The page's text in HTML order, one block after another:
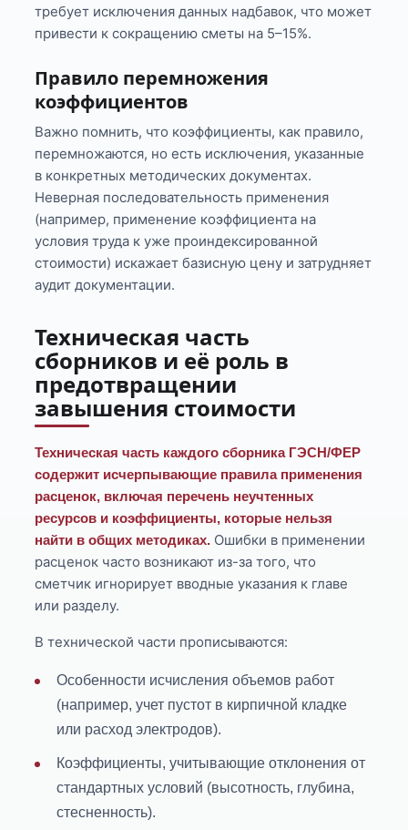
требует исключения данных надбавок, что может
привести к сокращению сметы на 5–15%.
Правило перемножения
коэффициентов
Важно помнить, что коэффициенты, как правило,
перемножаются, но есть исключения, указанные
в конкретных методических документах.
Неверная последовательность применения
(например, применение коэффициента на
условия труда к уже проиндексированной
стоимости) искажает базисную цену и затрудняет
аудит документации.
Техническая часть
сборников и её роль в
предотвращении
завышения стоимости
Техническая часть каждого сборника ГЭСН/ФЕР
содержит исчерпывающие правила применения
расценок, включая перечень неучтенных
ресурсов и коэффициенты, которые нельзя
найти в общих методиках. Ошибки в применении
расценок часто возникают из-за того, что
сметчик игнорирует вводные указания к главе
или разделу.
В технической части прописываются:
Особенности исчисления объемов работ
(например, учет пустот в кирпичной кладке
или расход электродов).
Коэффициенты, учитывающие отклонения от
стандартных условий (высотность, глубина,
стесненность).